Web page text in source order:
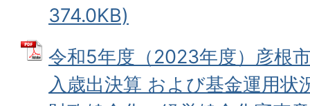
374.0KB)
令和5年度（2023年度）彦根
入歳出決算 および基金運用状